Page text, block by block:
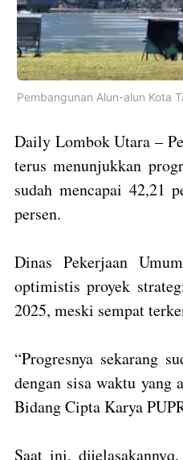
Pembangunan Alun-alun Kota
Daily Lombok Utara –
terus menunjukkan
sudah mencapai 42,21
persen.
Dinas Pekerjaan
optimistis proyek
2025, meski sempat
“Progresnya sekarang
dengan sisa waktu yang
Bidang Cipta Karya
Saat ini,